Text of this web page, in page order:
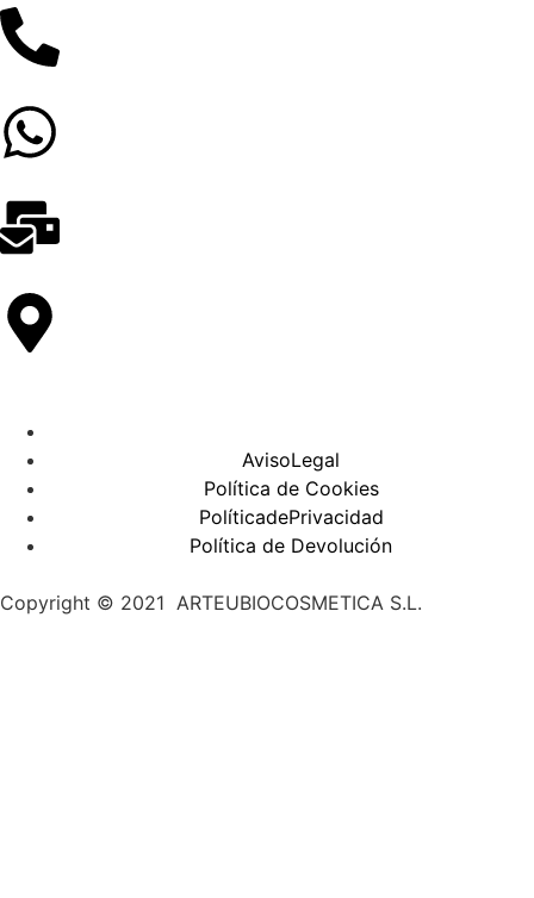
AvisoLegal
Política de Cookies
PolíticadePrivacidad
Política de Devolución
Copyright © 2021 ARTEUBIOCOSMETICA S.L.